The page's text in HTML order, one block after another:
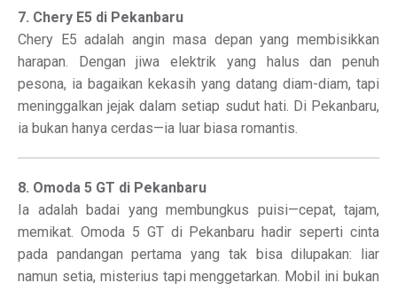
7. Chery E5 di Pekanbaru
Chery E5 adalah angin masa depan yang membisikkan
harapan. Dengan jiwa elektrik yang halus dan penuh
pesona, ia bagaikan kekasih yang datang diam-diam, tapi
meninggalkan jejak dalam setiap sudut hati. Di Pekanbaru,
ia bukan hanya cerdas—ia luar biasa romantis.
8. Omoda 5 GT di Pekanbaru
Ia adalah badai yang membungkus puisi—cepat, tajam,
memikat. Omoda 5 GT di Pekanbaru hadir seperti cinta
pada pandangan pertama yang tak bisa dilupakan: liar
namun setia, misterius tapi menggetarkan. Mobil ini bukan